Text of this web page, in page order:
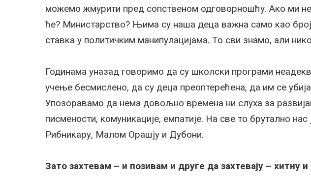
можемо жмурити пред сопственом одговорношћу. Ако ми
ће? Министарство? Њима су наша деца важна само као број
ставка у политичким манипулацијама. То сви знамо, али
Годинама уназад говоримо да су школски програми
учење бесмислено, да су деца преоптерећена, да им се
Упозоравамо да нема довољно времена ни слуха за
писмености, комуникације, емпатије. На све то брутално
Рибникару, Малом Орашју и Дубони.
Зато захтевам – и позивам и друге да захтевају –